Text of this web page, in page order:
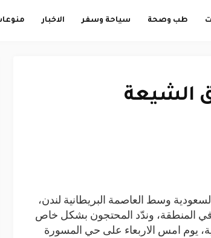
طب وصحة سياحة وسفر الاخبار
الشيعة
وسط العاصمة البريطانية لندن،
المنطقة، وندّد المحتجون بشكل خاص
يوم امس الاربعاء على حي المسورة